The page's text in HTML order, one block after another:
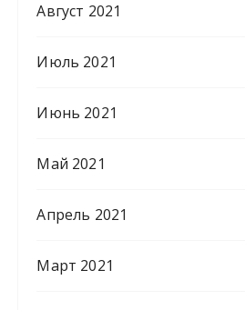
Август 2021
Июль 2021
Июнь 2021
Май 2021
Апрель 2021
Март 2021